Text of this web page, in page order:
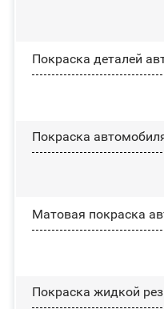
Покраска деталей
Покраска
Матовая покраска
Покраска жидкой